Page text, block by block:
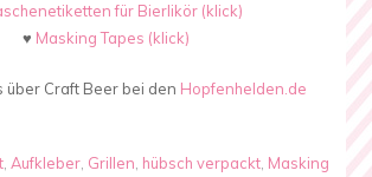
für Bierlikör (klick)
♥ Masking Tapes (klick)
über Craft Beer bei den Hopfenhelden.de
,Aufkleber Grillen hübsch verpackt Masking